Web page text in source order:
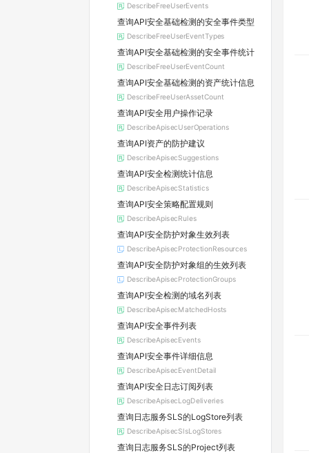
DescribeFreeUserEvents
查询API安全基础检测的安全事件类型
DescribeFreeUserEventTypes
查询API安全基础检测的安全事件统计
DescribeFreeUserEventCount
查询API安全基础检测的资产统计信息
DescribeFreeUserAssetCount
查询API安全用户操作记录
DescribeApisecUserOperations
查询API资产的防护建议
DescribeApisecSuggestions
查询API安全检测统计信息
DescribeApisecStatistics
查询API安全策略配置规则
DescribeApisecRules
查询API安全防护对象生效列表
DescribeApisecProtectionResources
查询API安全防护对象组的生效列表
DescribeApisecProtectionGroups
查询API安全检测的域名列表
DescribeApisecMatchedHosts
查询API安全事件列表
DescribeApisecEvents
查询API安全事件详细信息
DescribeApisecEventDetail
查询API安全日志订阅列表
DescribeApisecLogDeliveries
查询日志服务SLS的LogStore列表
DescribeApisecSlsLogStores
查询日志服务SLS的Project列表